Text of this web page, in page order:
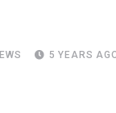
5 YEARS